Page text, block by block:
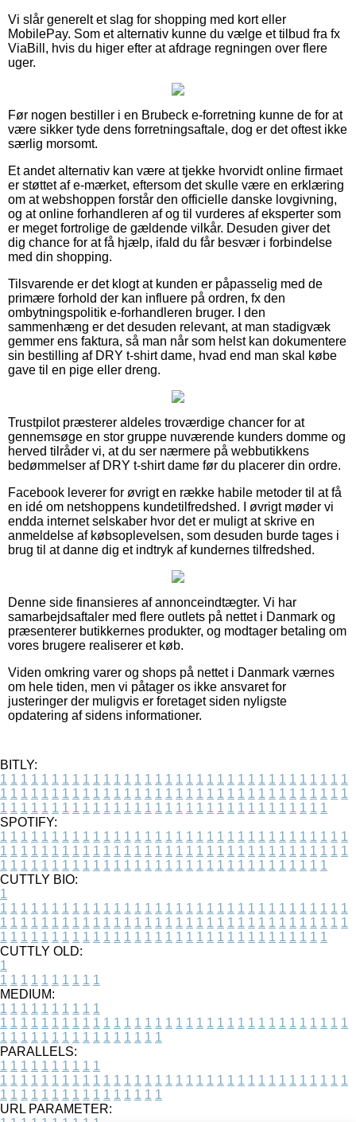
Vi slår generelt et slag for shopping med kort eller
MobilePay. Som et alternativ kunne du vælge et tilbud fra fx
ViaBill, hvis du higer efter at afdrage regningen over flere
uger.
Før nogen bestiller i en Brubeck e-forretning kunne de for at
være sikker tyde dens forretningsaftale, dog er det oftest ikke
særlig morsomt.
Et andet alternativ kan være at tjekke hvorvidt online firmaet
er støttet af e-mærket, eftersom det skulle være en erklæring
om at webshoppen forstår den officielle danske lovgivning,
og at online forhandleren af og til vurderes af eksperter som
er meget fortrolige de gældende vilkår. Desuden giver det
dig chance for at få hjælp, ifald du får besvær i forbindelse
med din shopping.
Tilsvarende er det klogt at kunden er påpasselig med de
primære forhold der kan influere på ordren, fx den
ombytningspolitik e-forhandleren bruger. I den
sammenhæng er det desuden relevant, at man stadigvæk
gemmer ens faktura, så man når som helst kan dokumentere
sin bestilling af DRY t-shirt dame, hvad end man skal købe
gave til en pige eller dreng.
Trustpilot præsterer aldeles troværdige chancer for at
gennemsøge en stor gruppe nuværende kunders domme og
herved tilråder vi, at du ser nærmere på webbutikkens
bedømmelser af DRY t-shirt dame før du placerer din ordre.
Facebook leverer for øvrigt en række habile metoder til at få
en idé om netshoppens kundetilfredshed. I øvrigt møder vi
endda internet selskaber hvor det er muligt at skrive en
anmeldelse af købsoplevelsen, som desuden burde tages i
brug til at danne dig et indtryk af kundernes tilfredshed.
Denne side finansieres af annonceindtægter. Vi har
samarbejdsaftaler med flere outlets på nettet i Danmark og
præsenterer butikkernes produkter, og modtager betaling om
vores brugere realiserer et køb.
Viden omkring varer og shops på nettet i Danmark værnes
om hele tiden, men vi påtager os ikke ansvaret for
justeringer der muligvis er foretaget siden nyligste
opdatering af sidens informationer.
BITLY:
1 1 1 1 1 1 1 1 1 1 1 1 1 1 1 1 1 1 1 1 1 1 1 1 1 1 1 1 1 1 1 1 1 1
1 1 1 1 1 1 1 1 1 1 1 1 1 1 1 1 1 1 1 1 1 1 1 1 1 1 1 1 1 1 1 1 1 1
1 1 1 1 1 1 1 1 1 1 1 1 1 1 1 1 1 1 1 1 1 1 1 1 1 1 1 1 1 1 1 1
SPOTIFY:
1 1 1 1 1 1 1 1 1 1 1 1 1 1 1 1 1 1 1 1 1 1 1 1 1 1 1 1 1 1 1 1 1 1
1 1 1 1 1 1 1 1 1 1 1 1 1 1 1 1 1 1 1 1 1 1 1 1 1 1 1 1 1 1 1 1 1 1
1 1 1 1 1 1 1 1 1 1 1 1 1 1 1 1 1 1 1 1 1 1 1 1 1 1 1 1 1 1 1 1
CUTTLY BIO:
1
1 1 1 1 1 1 1 1 1 1 1 1 1 1 1 1 1 1 1 1 1 1 1 1 1 1 1 1 1 1 1 1 1 1
1 1 1 1 1 1 1 1 1 1 1 1 1 1 1 1 1 1 1 1 1 1 1 1 1 1 1 1 1 1 1 1 1 1
1 1 1 1 1 1 1 1 1 1 1 1 1 1 1 1 1 1 1 1 1 1 1 1 1 1 1 1 1 1 1 1
CUTTLY OLD:
1
1 1 1 1 1 1 1 1 1 1
MEDIUM:
1 1 1 1 1 1 1 1 1 1
1 1 1 1 1 1 1 1 1 1 1 1 1 1 1 1 1 1 1 1 1 1 1 1 1 1 1 1 1 1 1 1 1 1
1 1 1 1 1 1 1 1 1 1 1 1 1 1 1 1
PARALLELS:
1 1 1 1 1 1 1 1 1 1
1 1 1 1 1 1 1 1 1 1 1 1 1 1 1 1 1 1 1 1 1 1 1 1 1 1 1 1 1 1 1 1 1 1
1 1 1 1 1 1 1 1 1 1 1 1 1 1 1 1
URL PARAMETER: